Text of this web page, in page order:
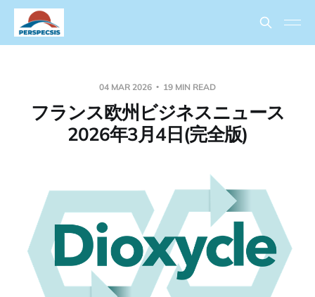
04 MAR 2026 19 MIN READ
フランス欧州ビジネスニュース
2026年3月4日(完全版)